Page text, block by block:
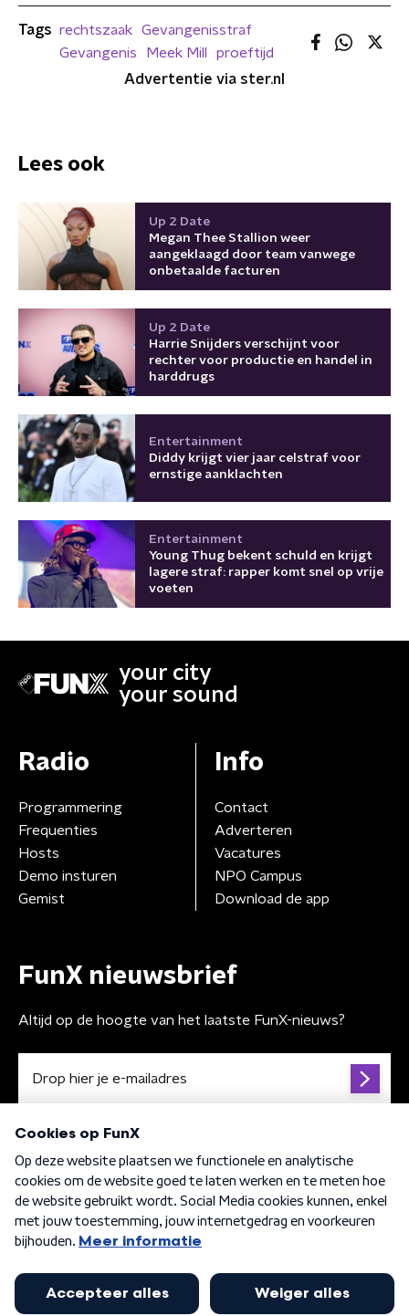
Tags rechtszaak
Gevangenisstraf
Gevangenis
Meek Mill
proeftijd
Advertentie via ster.nl
Lees ook
Up 2 Date
Megan Thee Stallion weer
aangeklaagd door team vanwege
onbetaalde facturen
Up 2 Date
Harrie Snijders verschijnt voor
rechter voor productie en handel in
harddrugs
Entertainment
Diddy krijgt vier jaar celstraf voor
ernstige aanklachten
Entertainment
Young Thug bekent schuld en krijgt
lagere straf: rapper komt snel op vrije
voeten
your city
your sound
Radio
Programmering
Frequenties
Hosts
Demo insturen
Gemist
Info
Contact
Adverteren
Vacatures
NPO Campus
Download de app
FunX nieuwsbrief
Altijd op de hoogte van het laatste FunX-nieuws?
Algemene voorwaarden Privacybeleid